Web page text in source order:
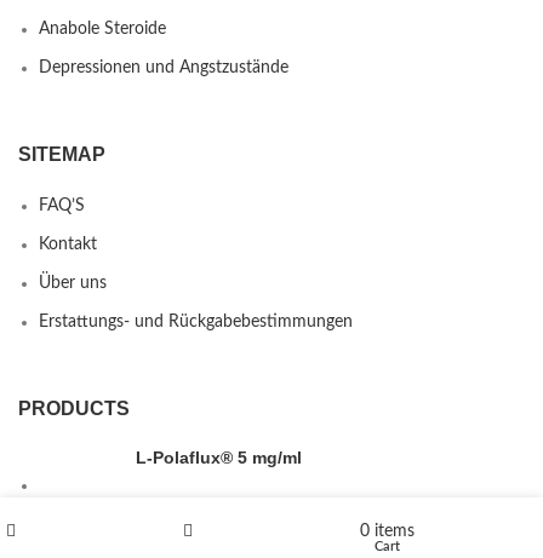
Anabole Steroide
Depressionen und Angstzustände
SITEMAP
FAQ’S
Kontakt
Über uns
Erstattungs- und Rückgabebestimmungen
PRODUCTS
L-Polaflux® 5 mg/ml
0 items
Cart